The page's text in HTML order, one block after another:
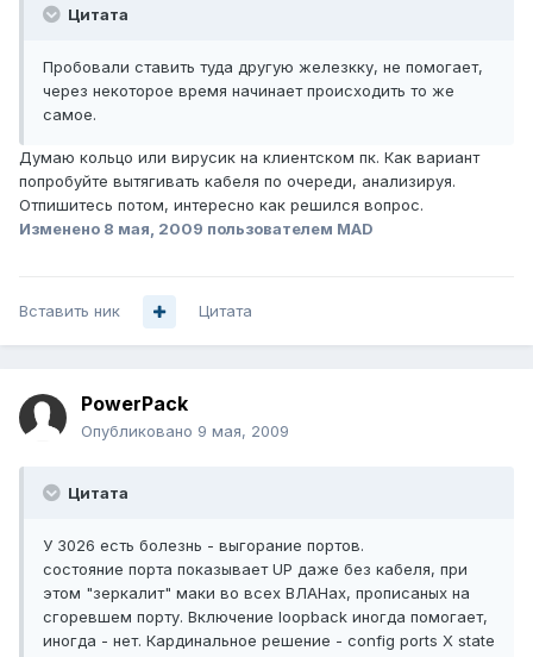
Цитата
Пробовали ставить туда другую железкку, не помогает,
через некоторое время начинает происходить то же
самое.
Думаю кольцо или вирусик на клиентском пк. Как вариант
попробуйте вытягивать кабеля по очереди, анализируя.
Отпишитесь потом, интересно как решился вопрос.
Изменено 8 мая, 2009 пользователем MAD
Вставить ник Цитата
PowerPack
Опубликовано 9 мая, 2009
Цитата
У 3026 есть болезнь - выгорание портов.
состояние порта показывает UP даже без кабеля, при
этом "зеркалит" маки во всех ВЛАНах, прописаных на
сгоревшем порту. Включение loopback иногда помогает,
иногда - нет. Кардинальное решение - config ports Х state